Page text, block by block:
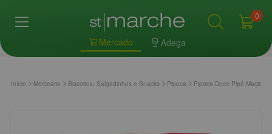
Mercado Adega
0
Início Mercearia Biscoitos, Salgadinhos e Snacks Pipoca Pipoca Doce Pipó Maçã